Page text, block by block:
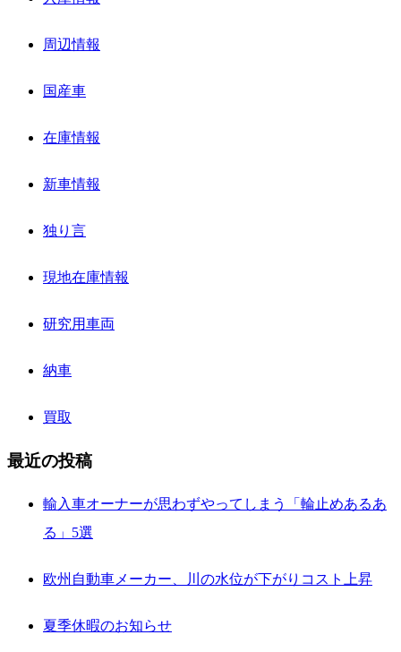
周辺情報
国産車
在庫情報
新車情報
独り言
現地在庫情報
研究用車両
納車
買取
最近の投稿
輸入車オーナーが思わずやってしまう「輪止めあるあ
る」5選
欧州自動車メーカー、川の水位が下がりコスト上昇
夏季休暇のお知らせ